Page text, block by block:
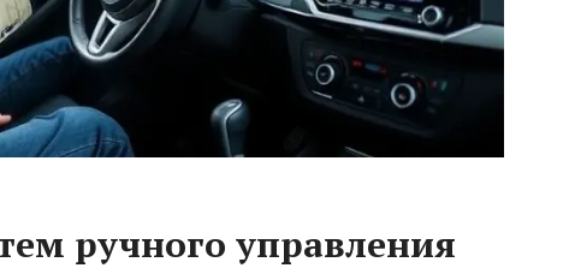
ручного управления